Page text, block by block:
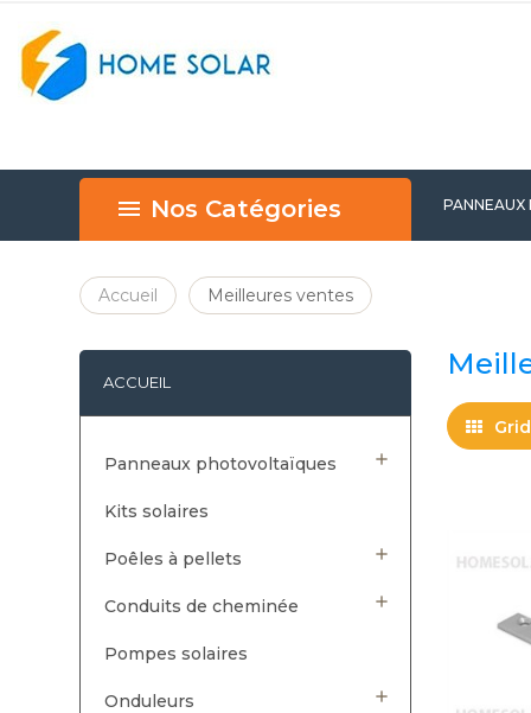
Nos Catégories
Accueil Meilleures ventes
ACCUEIL
Panneaux photovoltaïques 
Kits solaires
Poêles à pellets 
Conduits de cheminée 
Pompes solaires
Onduleurs 
Grid